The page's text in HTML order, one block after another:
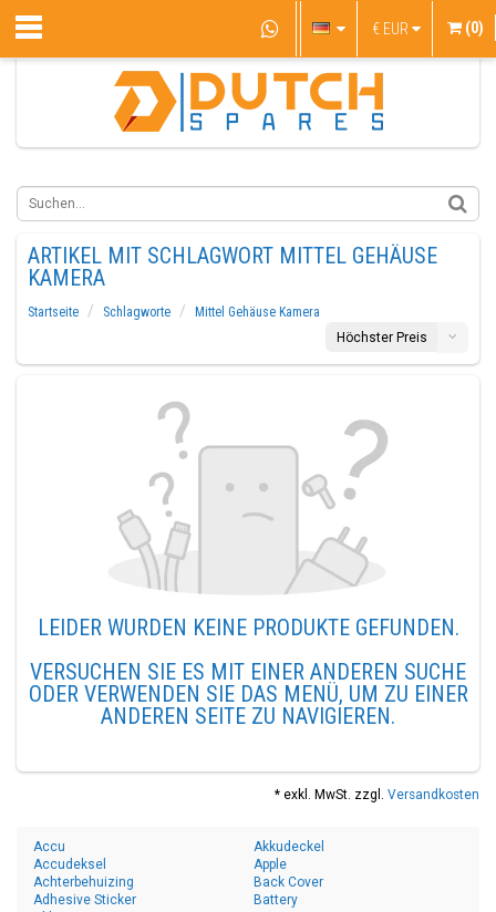
€ EUR (0)
ARTIKEL MIT SCHLAGWORT MITTEL GEHÄUSE
KAMERA
Startseite Schlagworte
Mittel Gehäuse Kamera
Höchster Preis
LEIDER WURDEN KEINE PRODUKTE GEFUNDEN.
VERSUCHEN SIE ES MIT EINER ANDEREN SUCHE
ODER VERWENDEN SIE DAS MENÜ, UM ZU EINER
ANDEREN SEITE ZU NAVIGIEREN.
* exkl. MwSt. zzgl. Versandkosten
Accu
Accudeksel
Achterbehuizing
Adhesive Sticker
Akkudeckel
Apple
Back Cover
Battery